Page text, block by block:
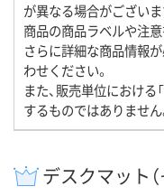
が異なる場合がござい
商品の商品ラベルや注
さらに詳細な商品情報
わせください。
また、販売単位における
するものではありませ
デスクマット